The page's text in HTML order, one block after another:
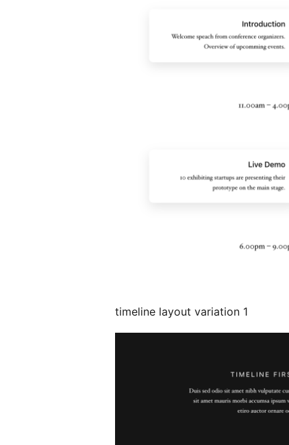
timeline layout variation 1